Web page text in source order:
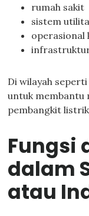
rumah sakit
sistem
operasional
Di wilayah
untuk membantu
pembangkit
Fungsi
dalam
atau